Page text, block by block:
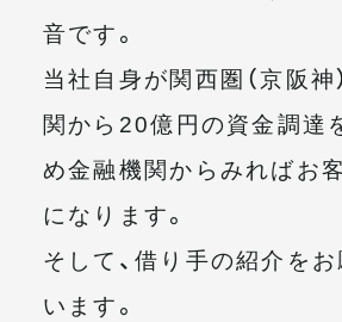
音です。
当社自身が関西圏（京阪神
関から20億円の資金調達
め金融機関からみればお
になります。
そして、借り手の紹介を
います。